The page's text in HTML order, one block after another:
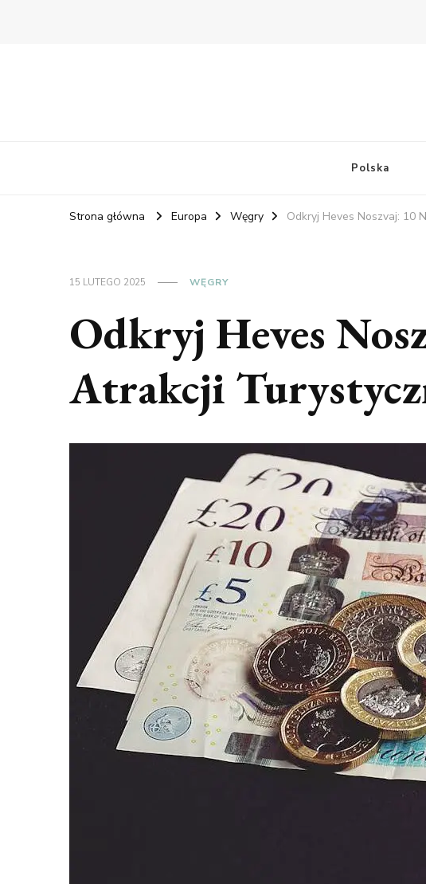
Polska
Strona główna Europa Węgry Odkryj Heves Noszvaj: 10
15 LUTEGO 2025 WĘGRY
Odkryj Heves
Atrakcji